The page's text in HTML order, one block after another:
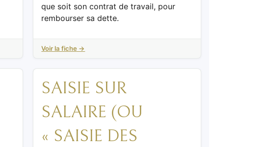
que soit son contrat de travail, pour
rembourser sa dette.
Voir la fiche →
SAISIE SUR
SALAIRE (OU
« SAISIE DES